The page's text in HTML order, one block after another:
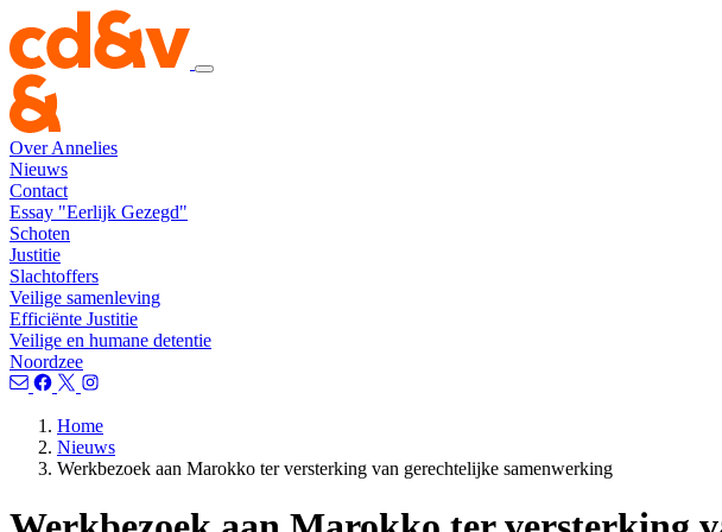
Over Annelies
Nieuws
Contact
Essay "Eerlijk Gezegd"
Schoten
Justitie
Slachtoffers
Veilige samenleving
Efficiënte Justitie
Veilige en humane detentie
Noordzee
Home
Nieuws
Werkbezoek aan Marokko ter versterking van gerechtelijke samenwerking